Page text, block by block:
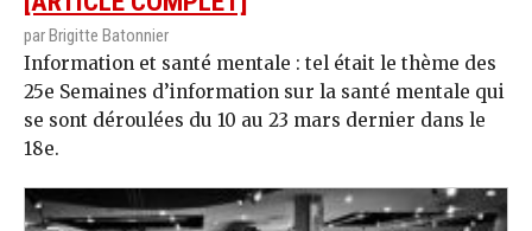
par Brigitte Batonnier
Information et santé mentale : tel était le thème des
25e Semaines d’information sur la santé mentale qui
se sont déroulées du 10 au 23 mars dernier dans le
18e.